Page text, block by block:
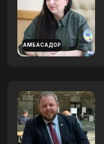
АМБАСАДОР